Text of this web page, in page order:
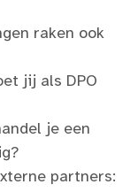
raken ook
jij als DPO
je een
partners: